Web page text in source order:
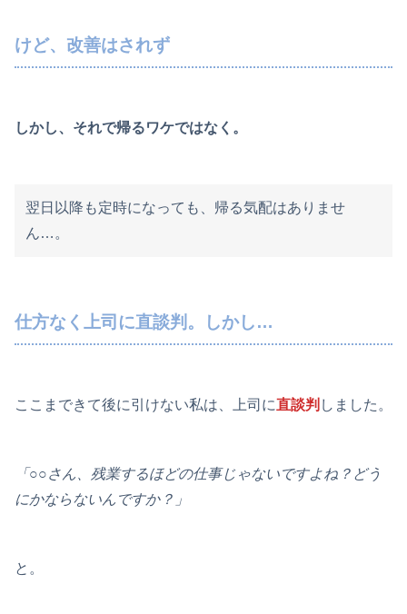
けど、改善はされず
しかし、それで帰るワケではなく。
翌日以降も定時になっても、帰る気配はありませ
ん…。
仕方なく上司に直談判。しかし…
ここまできて後に引けない私は、上司に直談判 しました。
「○○さん、残業するほどの仕事じゃないですよね？どう
にかならないんですか？」
と。